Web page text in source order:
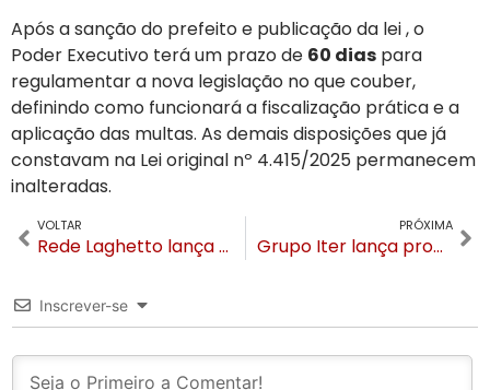
Após a sanção do prefeito e publicação da lei, o
Poder Executivo terá um prazo de 60 dias para
regulamentar a nova legislação no que couber,
definindo como funcionará a fiscalização prática e a
aplicação das multas. As demais disposições que já
constavam na Lei original nº 4.415/2025 permanecem
inalteradas.
VOLTAR
Rede Laghetto lança programa de fidelidade com benefícios progressivos a partir da primeira reserva
PRÓXIMA
Grupo Iter lança programa gratuito de qualificação profissional na Serra Gaúcha
Inscrever-se